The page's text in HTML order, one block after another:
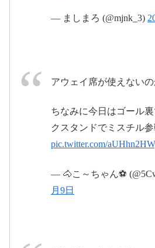
#ミスチル25
— ましまろ (@mjnk_3)
アウェイ席が使えない
ちなみに今日はゴール
クスタンドでミスチル参
pic.twitter.com/
— 🐴こ～ちゃん⚽
月9日